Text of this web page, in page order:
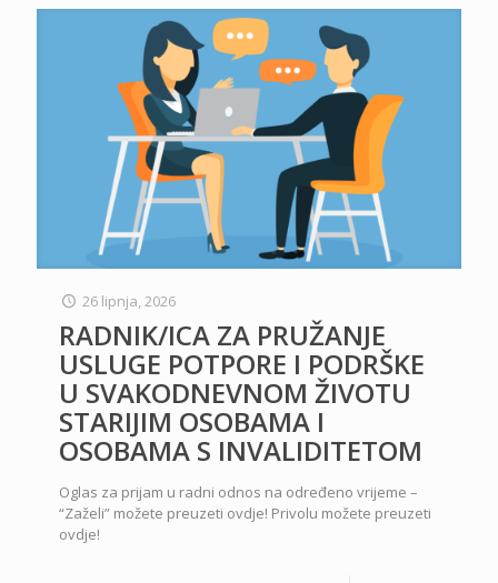
26 lipnja, 2026
RADNIK/ICA ZA PRUŽANJE
USLUGE POTPORE I PODRŠKE
U SVAKODNEVNOM ŽIVOTU
STARIJIM OSOBAMA I
OSOBAMA S INVALIDITETOM
Oglas za prijam u radni odnos na određeno vrijeme –
“Zaželi” možete preuzeti ovdje! Privolu možete preuzeti
ovdje!